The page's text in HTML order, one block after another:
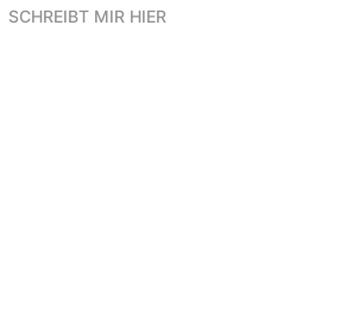
SCHREIBT MIR HIER